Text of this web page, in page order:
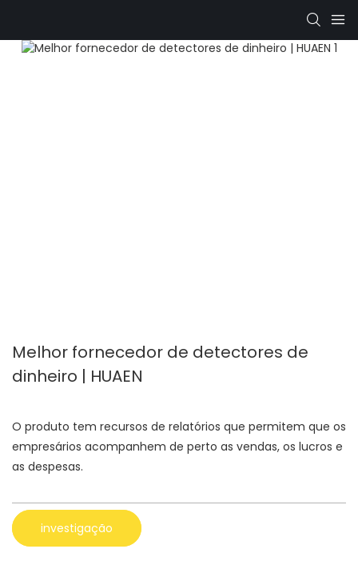
Melhor fornecedor de detectores de
dinheiro | HUAEN
O produto tem recursos de relatórios que permitem que os
empresários acompanhem de perto as vendas, os lucros e
as despesas.
investigação